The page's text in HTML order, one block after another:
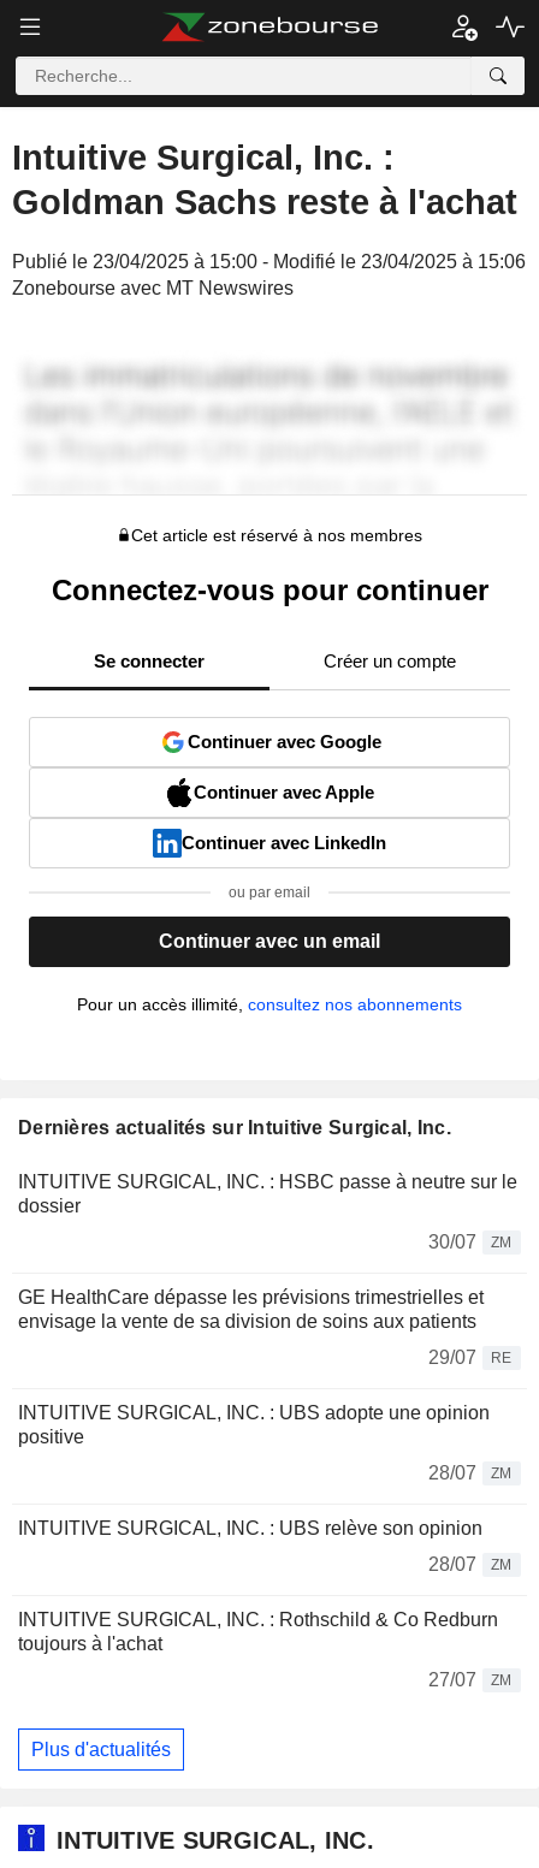
Intuitive Surgical, Inc. :
Goldman Sachs reste à l'achat
Publié le 23/04/2025 à 15:00 - Modifié le 23/04/2025 à 15:06
Zonebourse avec MT Newswires
Cet article est réservé à nos membres
Connectez-vous pour continuer
Se connecter Créer un compte
Continuer avec Google
Continuer avec Apple
Continuer avec LinkedIn
ou par email
Continuer avec un email
Pour un accès illimité, consultez nos abonnements
Dernières actualités sur Intuitive Surgical, Inc.
INTUITIVE SURGICAL, INC. : HSBC passe à neutre sur le
dossier
30/07
ZM
GE HealthCare dépasse les prévisions trimestrielles et
envisage la vente de sa division de soins aux patients
29/07
RE
INTUITIVE SURGICAL, INC. : UBS adopte une opinion
positive
28/07
ZM
INTUITIVE SURGICAL, INC. : UBS relève son opinion
28/07
ZM
INTUITIVE SURGICAL, INC. : Rothschild & Co Redburn
toujours à l'achat
27/07
ZM
Plus d'actualités
INTUITIVE SURGICAL, INC.